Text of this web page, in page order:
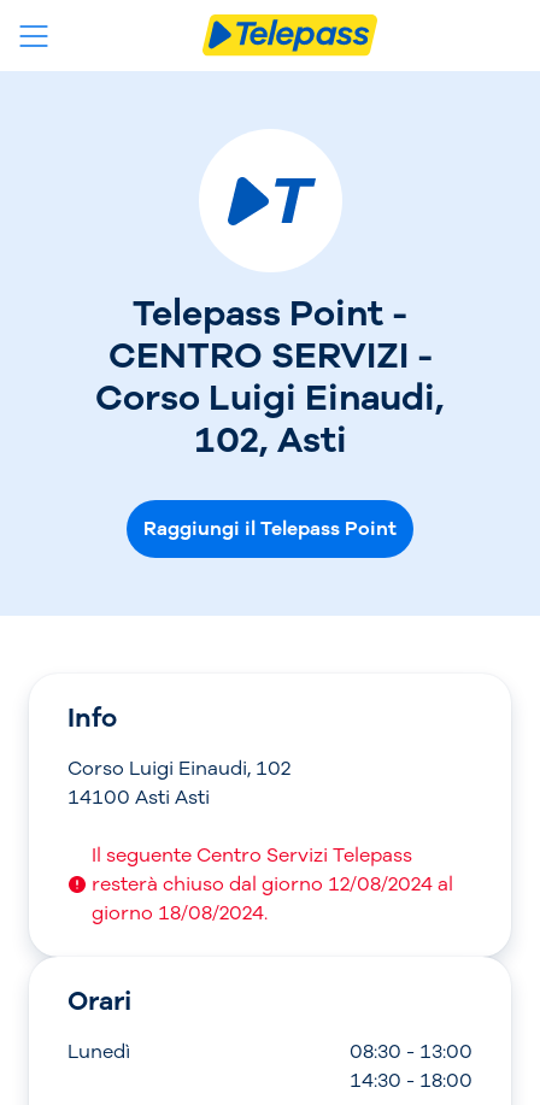
Telepass Point -
CENTRO SERVIZI -
Corso Luigi Einaudi,
102, Asti
Raggiungi il Telepass Point
Info
Corso Luigi Einaudi, 102
14100 Asti Asti
Il seguente Centro Servizi Telepass
resterà chiuso dal giorno 12/08/2024 al
giorno 18/08/2024.
Orari
Lunedì
08:30 - 13:00
14:30 - 18:00